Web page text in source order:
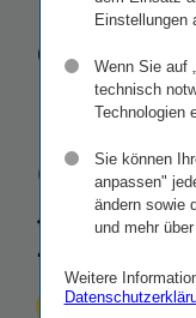
der
2023
IR Veröffentlicht
29.06.2023
Einstellungen
Wenn Sie auf
technisch
Technologien
Sie können
anpassen"
ändern sowie
und mehr
Weitere